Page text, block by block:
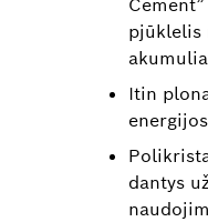
pjūklelis
Itin
dantys